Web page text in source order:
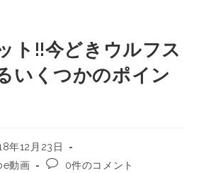
ト!!今どきウルフス
いくつかのポイン
年12月23日
動画
0件のコメント